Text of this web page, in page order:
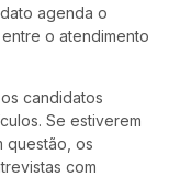
agenda o
o atendimento
candidatos
Se estiverem
questão, os
com